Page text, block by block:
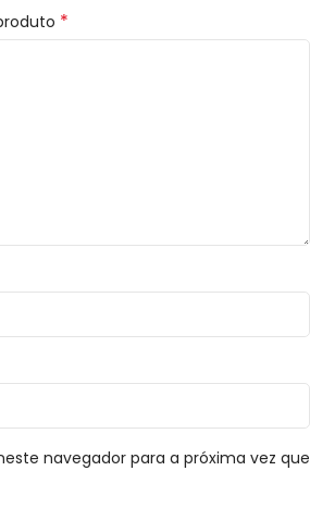
*
navegador para a próxima vez que